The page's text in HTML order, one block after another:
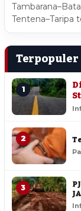
Tentena–Taripa
Terpopuler
1
2
3